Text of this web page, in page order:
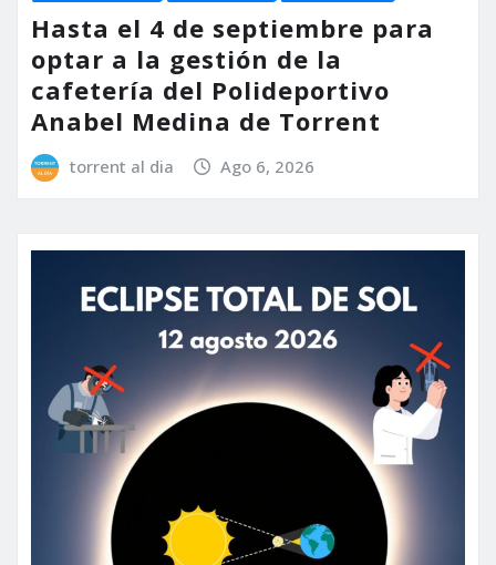
Hasta el 4 de septiembre para
optar a la gestión de la
cafetería del Polideportivo
Anabel Medina de Torrent
torrent al dia Ago 6, 2026